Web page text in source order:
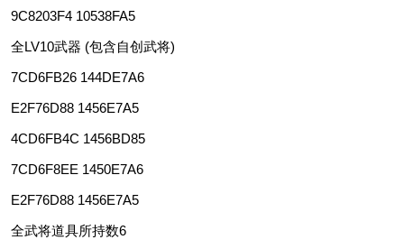
9C8203F4 10538FA5
全LV10武器 (包含自创武将)
7CD6FB26 144DE7A6
E2F76D88 1456E7A5
4CD6FB4C 1456BD85
7CD6F8EE 1450E7A6
E2F76D88 1456E7A5
全武将道具所持数6